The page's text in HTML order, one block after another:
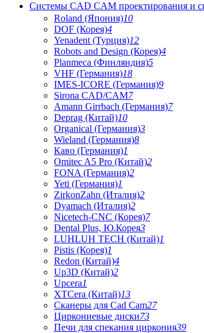
Системы CAD CAM проектирования и
Roland (Япония)10
DOF (Корея)4
Yenadent (Турция)12
Robots and Design (Корея)4
Planmeca (Финляндия)5
VHF (Германия)18
IMES-ICORE (Германия)9
Sirona CAD/CAM7
Amann Girrbach (Германия)7
Deprag (Китай)10
Organical (Германия)3
Wieland (Германия)8
Каво (Германия)1
Omitec A5 Pro (Китай)2
FONA (Германия)2
Yeti (Германия)1
ZirkonZahn (Италия)2
Dyamach (Италия)2
Nicetech-CNC (Корея)7
Dental Plus, Ю.Корея3
LUHLUH TECH (Китай)1
Pistis (Корея)1
Redon (Китай)4
Up3D (Китай)2
Upcera1
XTCera (Китай)13
Сканеры для Cad Cam27
Циркониевые диски73
Печи для спекания циркония39